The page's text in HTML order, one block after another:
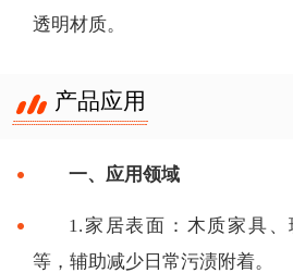
透明材质。
产品应用
一、应用领域
1.家居表面：木质家具
等，辅助减少日常污渍附着。